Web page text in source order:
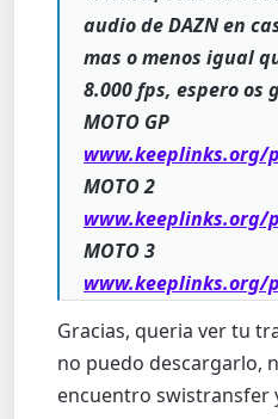
audio de DAZN en
mas o menos igual
8.000 fps, espero os
MOTO GP
www.keeplinks.org/
MOTO 2
www.keeplinks.org/
MOTO 3
www.keeplinks.org/
Gracias, queria ver tu
no puedo descargarlo,
encuentro swistransfer